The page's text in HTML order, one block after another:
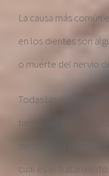
La causa más común
en los dientes son
o muerte del nervio
Todas las manchas
tienen sus
dentales internos o
cual es el